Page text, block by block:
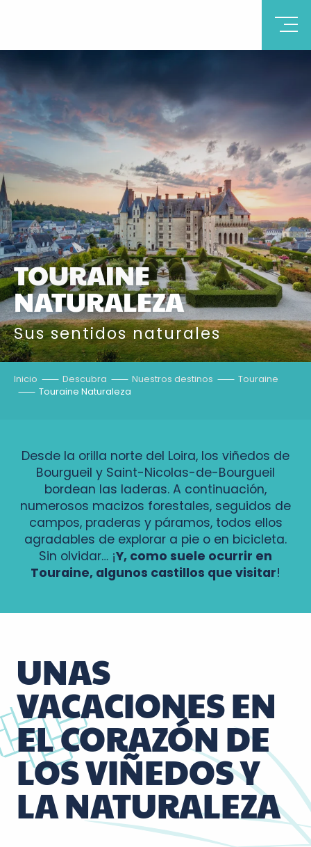
TOURAINE
NATURALEZA
Sus sentidos naturales
Inicio Descubra Nuestros destinos
Touraine
Touraine Naturaleza
Desde la orilla norte del Loira, los viñedos de
Bourgueil y Saint-Nicolas-de-Bourgueil
bordean las laderas. A continuación,
numerosos macizos forestales, seguidos de
campos, praderas y páramos, todos ellos
agradables de explorar a pie o en bicicleta.
Sin olvidar… ¡Y, como suele ocurrir en
Touraine, algunos castillos que visitar!
UNAS
VACACIONES EN
EL CORAZÓN DE
LOS VIÑEDOS Y
LA NATURALEZA